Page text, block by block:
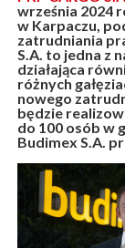
września 2024
w Karpaczu,
zatrudniania
S.A. to jedna z
działająca
różnych
nowego
będzie
do 100 osób w
Budimex S.A.